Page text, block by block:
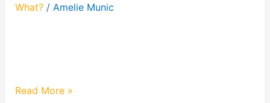
What?/ Amelie Munic
Read More »